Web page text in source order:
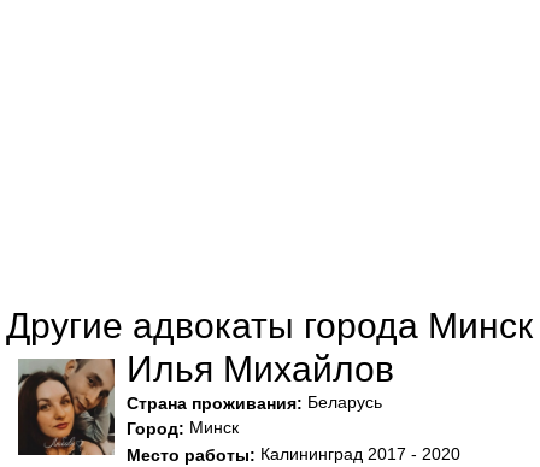
Другие адвокаты города Минск
Илья Михайлов
Страна проживания: Беларусь
Город: Минск
Место работы: Калининград 2017 - 2020